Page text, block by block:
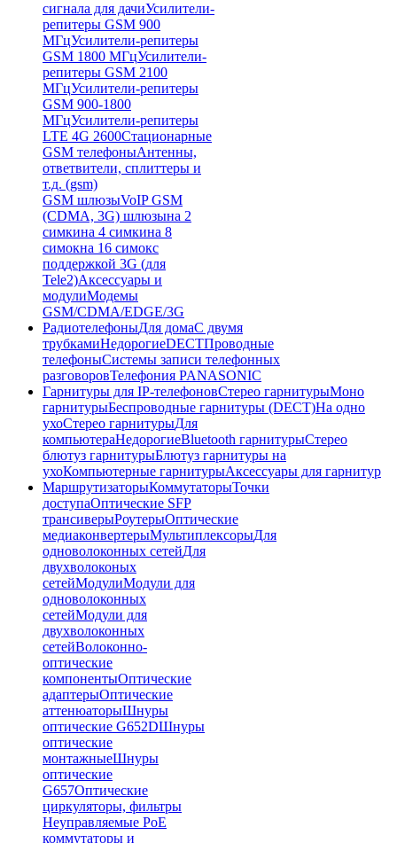
сигнала для дачиУсилители-
репитеры GSM 900
МГцУсилители-репитеры
GSM 1800 МГцУсилители-
репитеры GSM 2100
МГцУсилители-репитеры
GSM 900-1800
МГцУсилители-репитеры
LTE 4G 2600Стационарные
GSM телефоныАнтенны,
ответвители, сплиттеры и
т.д. (gsm)
GSM шлюзыVoIP GSM
(CDMA, 3G) шлюзына 2
симкина 4 симкина 8
симокна 16 симокс
поддержкой 3G (для
Tele2)Аксессуары и
модулиМодемы
GSM/CDMA/EDGE/3G
РадиотелефоныДля домаС двумя
трубкамиНедорогиеDECTПроводные
телефоныСистемы записи телефонных
разговоровТелефония PANASONIC
Гарнитуры для IP-телефоновСтерео гарнитурыМоно
гарнитурыБеспроводные гарнитуры (DECT)На одно
ухоСтерео гарнитурыДля
компьютераНедорогиеBluetooth гарнитурыСтерео
блютуз гарнитурыБлютуз гарнитуры на
ухоКомпьютерные гарнитурыАксессуары для гарнитур
МаршрутизаторыКоммутаторыТочки
доступаОптические SFP
трансиверыРоутерыОптические
медиаконвертерыМультиплексорыДля
одноволоконных сетейДля
двухволоконых
сетейМодулиМодули для
одноволоконных
сетейМодули для
двухволоконных
сетейВолоконно-
оптические
компонентыОптические
адаптерыОптические
аттенюаторыШнуры
оптические G652DШнуры
оптические
монтажныеШнуры
оптические
G657Оптические
циркуляторы, фильтры
Неуправляемые PoE
коммутаторы и